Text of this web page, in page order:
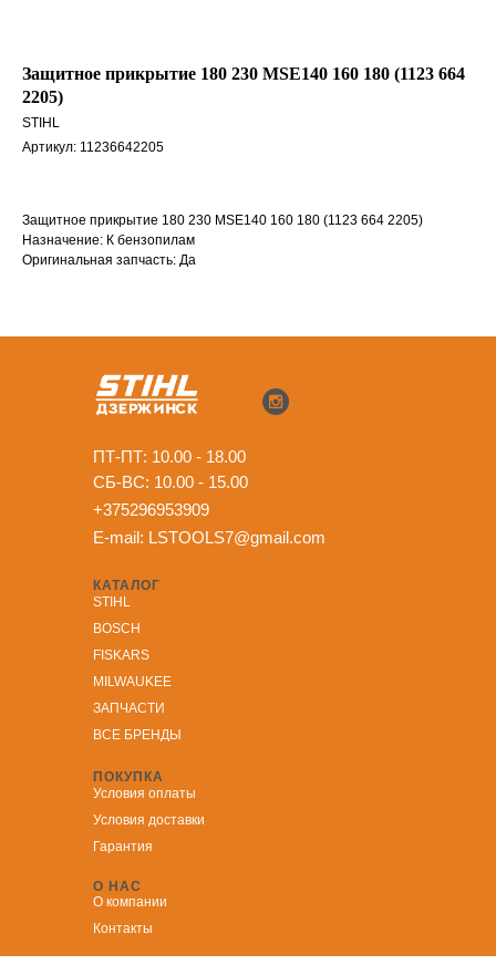
Защитное прикрытие 180 230 MSE140 160 180 (1123 664
2205)
STIHL
Артикул: 11236642205
Защитное прикрытие 180 230 MSE140 160 180 (1123 664 2205)
Назначение: К бензопилам
Оригинальная запчасть: Да
КАТАЛОГ
STIHL
BOSCH
FISKARS
MILWAUKEE
ЗАПЧАСТИ
ВСЕ БРЕНДЫ
ПОКУПКА
Условия оплаты
Условия доставки
Гарантия
О НАС
О компании
Контакты
ПТ-ПТ: 10.00 - 18.00
СБ-ВС: 10.00 - 15.00
+375296953909
E-mail: LSTOOLS7@gmail.com